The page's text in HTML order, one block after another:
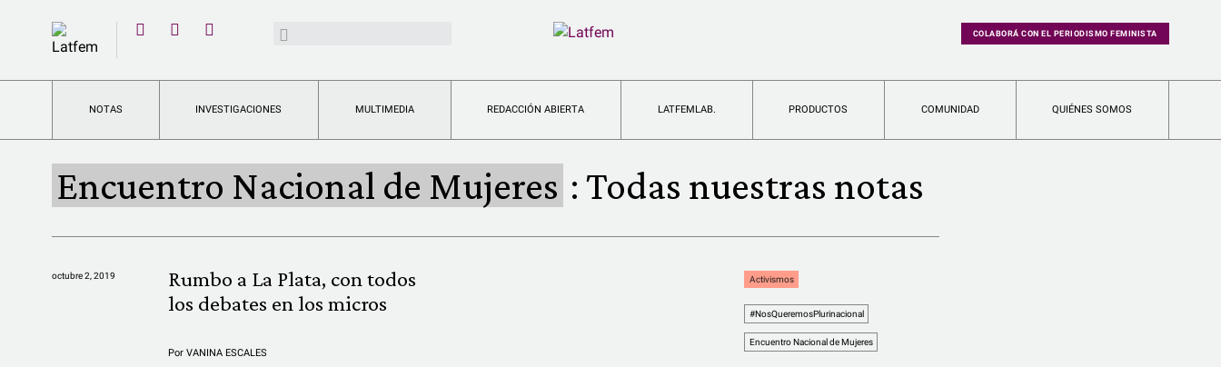
YouTubeBuscar: COLABORÁ CON EL PERIODISMO FEMINISTA
NOTAS INVESTIGACIONES MULTIMEDIA REDACCIÓN ABIERTA LATFEMLAB. PRODUCTOS COMUNIDAD QUIÉNES SOMOS
Encuentro Nacional de Mujeres : Todas nuestras notas
octubre 2, 2019
Rumbo a La Plata, con todos
los debates en los micros
PorVANINA ESCALES
Activismos
#NosQueremosPlurinacional
Encuentro Nacional de Mujeres